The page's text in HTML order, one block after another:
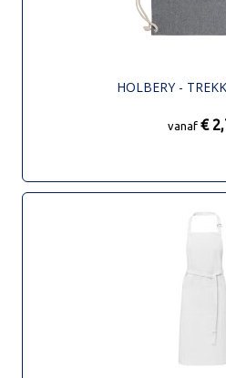
HOLBERY -
vanaf €